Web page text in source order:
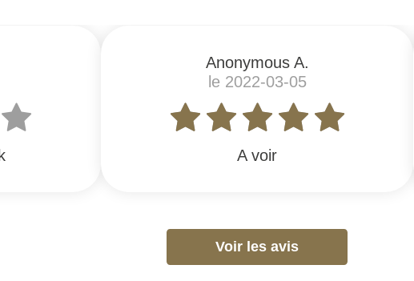
Anonymous A.
le 2022-03-05
A voir
Voir les avis